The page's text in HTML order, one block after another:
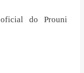
do Prouni